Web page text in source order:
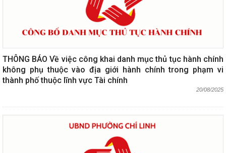
THÔNG BÁO Về việc công khai danh mục thủ tục hành chính
không phụ thuộc vào địa giới hành chính trong phạm vi
thành phố thuộc lĩnh vực Tài chính
20/08/2025